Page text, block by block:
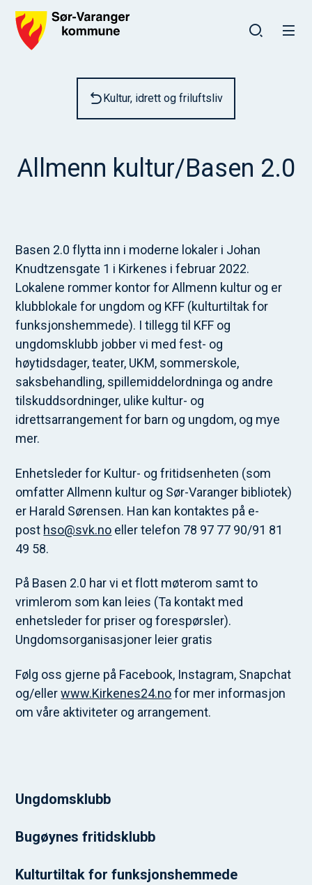
Kultur, idrett og friluftsliv
Allmenn kultur/Basen 2.0
Basen 2.0 flytta inn i moderne lokaler i Johan
Knudtzensgate 1 i Kirkenes i februar 2022.
Lokalene rommer kontor for Allmenn kultur og er
klubblokale for ungdom og KFF (kulturtiltak for
funksjonshemmede). I tillegg til KFF og
ungdomsklubb jobber vi med fest- og
høytidsdager, teater, UKM, sommerskole,
saksbehandling, spillemiddelordninga og andre
tilskuddsordninger, ulike kultur- og
idrettsarrangement for barn og ungdom, og mye
mer.
Enhetsleder for Kultur- og fritidsenheten (som
omfatter Allmenn kultur og Sør-Varanger bibliotek)
er Harald Sørensen. Han kan kontaktes på e-
post hso@svk.no eller telefon 78 97 77 90/91 81
49 58.
På Basen 2.0 har vi et flott møterom samt to
vrimlerom som kan leies (Ta kontakt med
enhetsleder for priser og forespørsler).
Ungdomsorganisasjoner leier gratis
Følg oss gjerne på Facebook, Instagram, Snapchat
og/ellerwww.Kirkenes24.nofor mer informasjon
om våre aktiviteter og arrangement.
Ungdomsklubb
Bugøynes fritidsklubb
Kulturtiltak for funksjonshemmede